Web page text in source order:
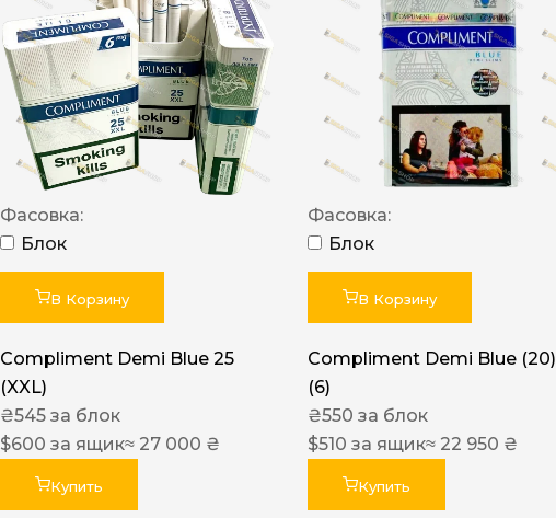
Фасовка:
Блок
В Корзину
Compliment Demi Blue 25
(XXL)
₴545 за блок
$600 за ящик≈ 27 000 ₴
Купить
Фасовка:
Блок
В Корзину
Compliment Demi Blue (20)
(6)
₴550 за блок
$510 за ящик≈ 22 950 ₴
Купить